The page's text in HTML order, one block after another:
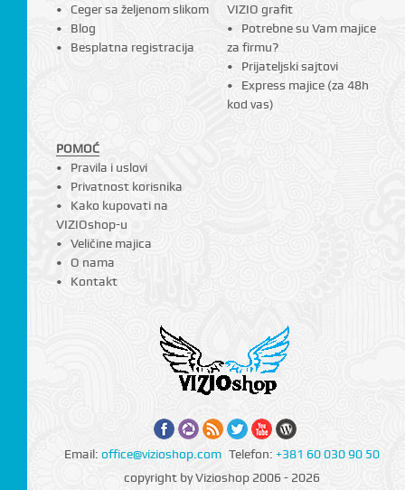
Ceger sa željenom slikom
Blog
Besplatna registracija
VIZIO grafit
Potrebne su Vam majice
za firmu?
Prijateljski sajtovi
Express majice (za 48h
kod vas)
POMOĆ
Pravila i uslovi
Privatnost korisnika
Kako kupovati na
VIZIOshop-u
Veličine majica
O nama
Kontakt
Email: office@vizioshop.com Telefon: +381 60 030 90 50
copyright by Vizioshop 2006 - 2026